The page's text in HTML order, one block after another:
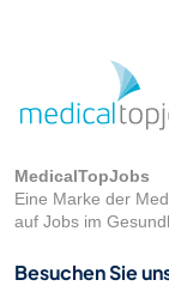
MedicalTopJobs
Eine Marke der
auf Jobs im
Besuchen Sie